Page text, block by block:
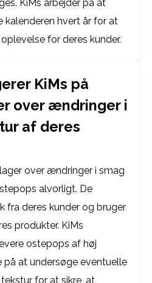
KiMs arbejder på at
hvert år for at
for deres kunder.
KiMs på
over ændringer i
af deres
over ændringer i smag
alvorligt. De
deres kunder og bruger
produkter. KiMs
ostepops af høj
på at undersøge eventuelle
for at sikre, at